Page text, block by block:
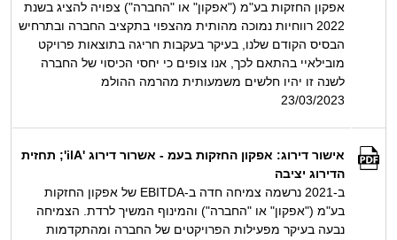
אפקון החזקות בע"מ ("אפקון" או "החברה") צפויה להציג בשנת
2022 רווחיות נמוכה מהותית מהצפוי בתקציב החברה ובתרחיש
הבסיס הקודם שלנו, בעיקר בעקבות חריגה בתוצאות פרויקט
מובילאיי בהתאם לכך, אנו צופים כי יחסי הכיסוי של החברה
לשנה זו יהיו חלשים משמעותית מהרמה ההולמ
23/03/2023
אישור דירוג: אפקון החזקות בעמ - אשרור דירוג 'ilA'; תחזית
הדירוג יציבה
ב-2021 נרשמה צמיחה חדה ב-EBITDA של אפקון החזקות
בע"מ ("אפקון" או "החברה") והמינוף המשיך לרדת. הצמיחה
נבעה בעיקר מפעילות הפרויקטים של החברה ומהתקדמות